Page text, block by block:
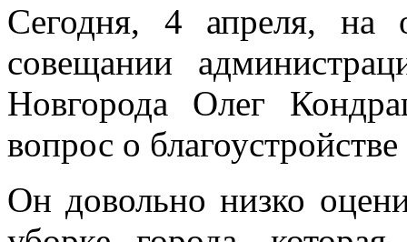
Сегодня, 4 апреля, на
совещании
Новгорода Олег
вопрос о
Он довольно низко